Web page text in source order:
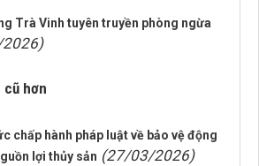
Trà Vinh tuyên truyền phòng ngừa
cũ hơn
chấp hành pháp luật về bảo vệ động
lợi thủy sản (27/03/2026)